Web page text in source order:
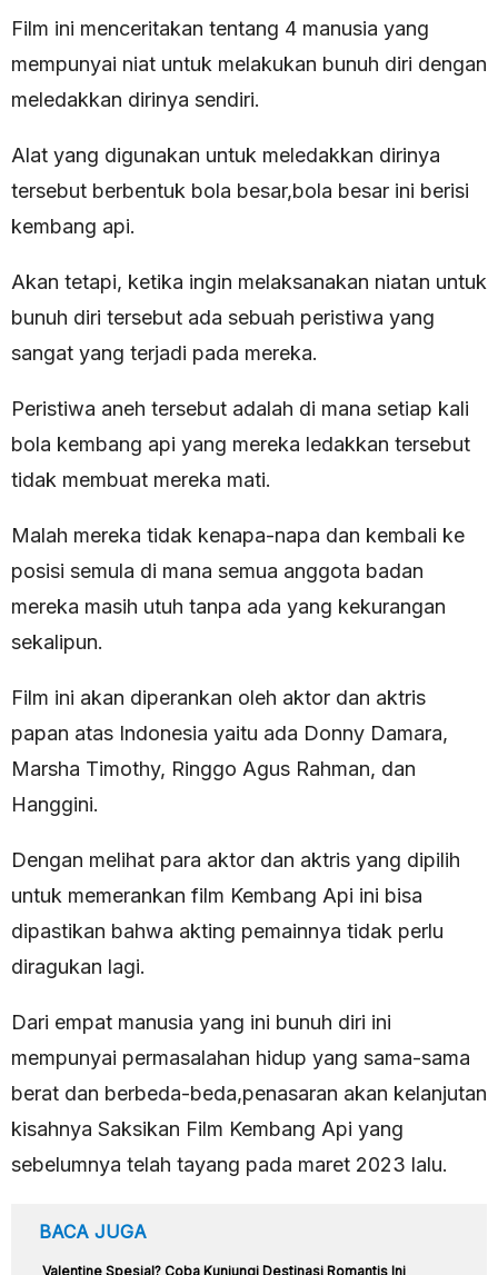
Film ini menceritakan tentang 4 manusia yang
mempunyai niat untuk melakukan bunuh diri dengan
meledakkan dirinya sendiri.
Alat yang digunakan untuk meledakkan dirinya
tersebut berbentuk bola besar,bola besar ini berisi
kembang api.
Akan tetapi, ketika ingin melaksanakan niatan untuk
bunuh diri tersebut ada sebuah peristiwa yang
sangat yang terjadi pada mereka.
Peristiwa aneh tersebut adalah di mana setiap kali
bola kembang api yang mereka ledakkan tersebut
tidak membuat mereka mati.
Malah mereka tidak kenapa-napa dan kembali ke
posisi semula di mana semua anggota badan
mereka masih utuh tanpa ada yang kekurangan
sekalipun.
Film ini akan diperankan oleh aktor dan aktris
papan atas Indonesia yaitu ada Donny Damara,
Marsha Timothy, Ringgo Agus Rahman, dan
Hanggini.
Dengan melihat para aktor dan aktris yang dipilih
untuk memerankan film Kembang Api ini bisa
dipastikan bahwa akting pemainnya tidak perlu
diragukan lagi.
Dari empat manusia yang ini bunuh diri ini
mempunyai permasalahan hidup yang sama-sama
berat dan berbeda-beda,penasaran akan kelanjutan
kisahnya Saksikan Film Kembang Api yang
sebelumnya telah tayang pada maret 2023 lalu.
BACA JUGA
Valentine Spesial? Coba Kunjungi Destinasi Romantis Ini